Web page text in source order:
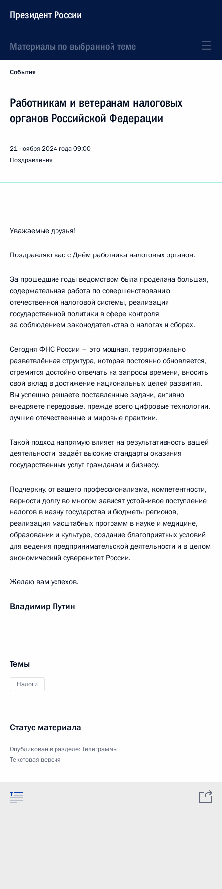
Президент России
Материалы по выбранной теме
События
Работникам и ветеранам налоговых
органов Российской Федерации
21 ноября 2024 года09:00
Поздравления
Уважаемые друзья!
Поздравляю вас с Днём работника налоговых органов.
За прошедшие годы ведомством была проделана большая,
содержательная работа по совершенствованию
отечественной налоговой системы, реализации
государственной политики в сфере контроля
за соблюдением законодательства о налогах и сборах.
Сегодня ФНС России – это мощная, территориально
разветвлённая структура, которая постоянно обновляется,
стремится достойно отвечать на запросы времени, вносить
свой вклад в достижение национальных целей развития.
Вы успешно решаете поставленные задачи, активно
внедряете передовые, прежде всего цифровые технологии,
лучшие отечественные и мировые практики.
Такой подход напрямую влияет на результативность вашей
деятельности, задаёт высокие стандарты оказания
государственных услуг гражданам и бизнесу.
Подчеркну, от вашего профессионализма, компетентности,
верности долгу во многом зависят устойчивое поступление
налогов в казну государства и бюджеты регионов,
реализация масштабных программ в науке и медицине,
образовании и культуре, создание благоприятных условий
для ведения предпринимательской деятельности и в целом
экономический суверенитет России.
Желаю вам успехов.
Владимир Путин
Темы
Налоги
Статус материала
Опубликован в разделе:Телеграммы
Текстовая версия